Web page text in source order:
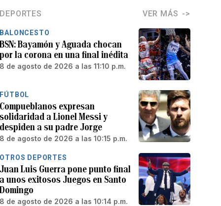
DEPORTES VER MÁS
BALONCESTO
BSN: Bayamón y Aguada chocan
por la corona en una final inédita
8 de agosto de 2026 a las 11:10 p.m.
FÚTBOL
Compueblanos expresan
solidaridad a Lionel Messi y
despiden a su padre Jorge
8 de agosto de 2026 a las 10:15 p.m.
OTROS DEPORTES
Juan Luis Guerra pone punto final
a unos exitosos Juegos en Santo
Domingo
8 de agosto de 2026 a las 10:14 p.m.